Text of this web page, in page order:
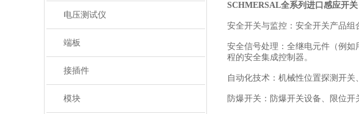
电压测试仪
端板
接插件
模块
SCHMERSAL全系列进口感应开关
安全开关与监控：安全开关产品组
安全信号处理：全继电元件（例
程的安全集成控制器。
自动化技术：机械性位置探测开
防爆开关：防爆开关设备、限位开